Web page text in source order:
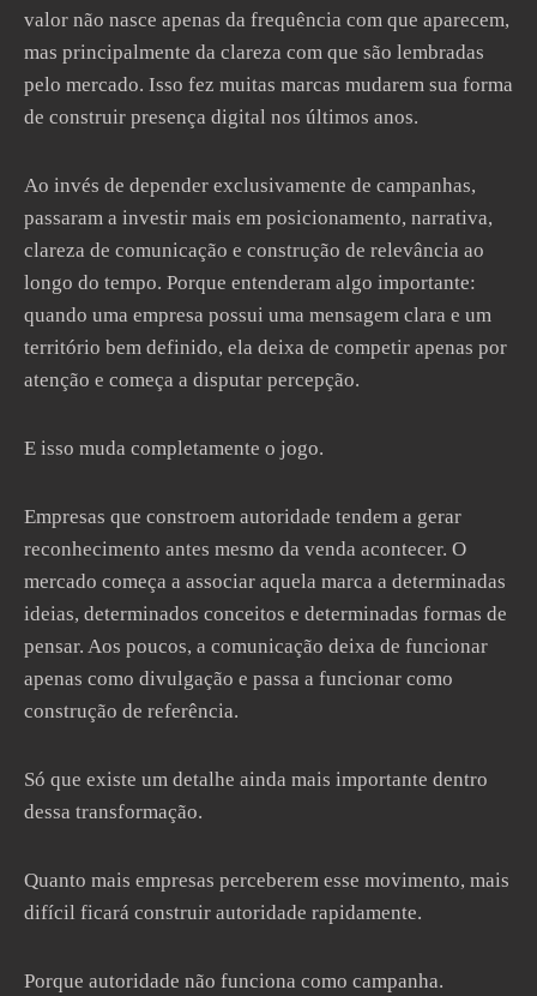
valor não nasce apenas da frequência com que aparecem,
mas principalmente da clareza com que são lembradas
pelo mercado. Isso fez muitas marcas mudarem sua forma
de construir presença digital nos últimos anos.
Ao invés de depender exclusivamente de campanhas,
passaram a investir mais em posicionamento, narrativa,
clareza de comunicação e construção de relevância ao
longo do tempo. Porque entenderam algo importante:
quando uma empresa possui uma mensagem clara e um
território bem definido, ela deixa de competir apenas por
atenção e começa a disputar percepção.
E isso muda completamente o jogo.
Empresas que constroem autoridade tendem a gerar
reconhecimento antes mesmo da venda acontecer. O
mercado começa a associar aquela marca a determinadas
ideias, determinados conceitos e determinadas formas de
pensar. Aos poucos, a comunicação deixa de funcionar
apenas como divulgação e passa a funcionar como
construção de referência.
Só que existe um detalhe ainda mais importante dentro
dessa transformação.
Quanto mais empresas perceberem esse movimento, mais
difícil ficará construir autoridade rapidamente.
Porque autoridade não funciona como campanha.